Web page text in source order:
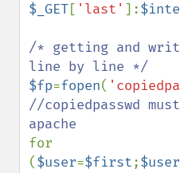
$_GET[ 'last' ]:
/* getting and
$fp=fopen(
//copiedpasswd
for
($user=$first;$user